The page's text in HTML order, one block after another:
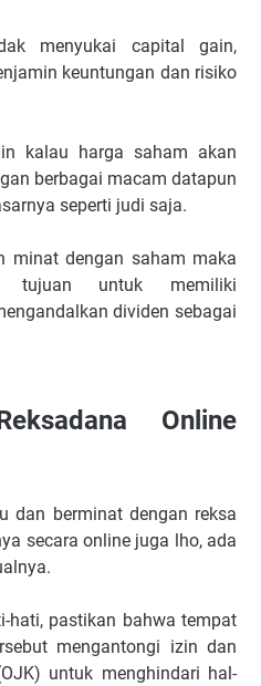
menyukai capital gain,
keuntungan dan risiko
kalau harga saham akan
berbagai macam datapun
seperti judi saja.
minat dengan saham maka
tujuan untuk memiliki
dividen sebagai
Online
dan berminat dengan reksa
secara online juga lho, ada
hati, pastikan bahwa tempat
mengantongi izin dan
untuk menghindari hal-